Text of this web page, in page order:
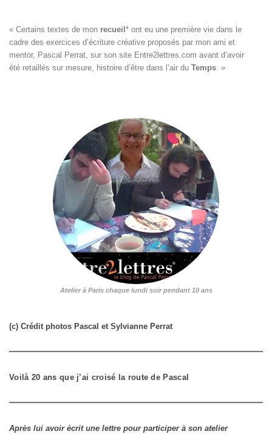
« Certains textes de mon recueil * ont eu une première vie dans le
cadre des exercices d’écriture créative proposés par mon ami et
mentor, Pascal Perrat, sur son site Entre2lettres.com avant d’avoir
été retaillés sur mesure, histoire d’être dans l’air du Temps. »
Atelier à Paris chaque lundi soir pendant 10 ans
(c) Crédit photos Pascal et Sylvianne Perrat
Voilà 20 ans que j’ai croisé la route de Pascal
Après lui avoir écrit une lettre pour participer à son atelier